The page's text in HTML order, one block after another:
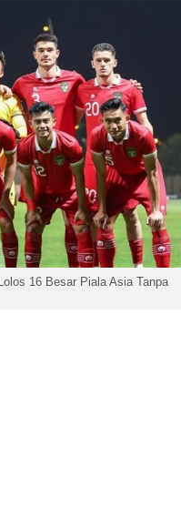
16 Besar Piala Asia Tanpa